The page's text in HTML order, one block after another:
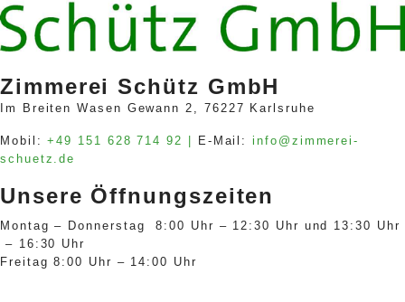
Zimmerei Schütz GmbH
Im Breiten Wasen Gewann 2, 76227 Karlsruhe
Mobil:+49 151 628 714 92 | E-Mail:info@zimmerei-
schuetz.de
Unsere Öffnungszeiten
Montag – Donnerstag 8:00 Uhr – 12:30 Uhr und 13:30 Uhr
– 16:30 Uhr
Freitag 8:00 Uhr – 14:00 Uhr